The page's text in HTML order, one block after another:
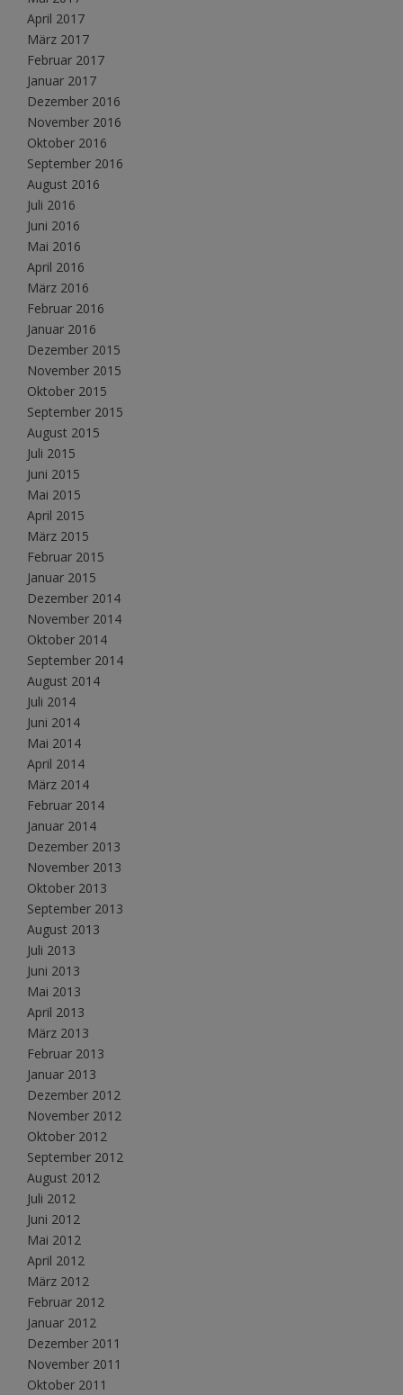
April 2017
März 2017
Februar 2017
Januar 2017
Dezember 2016
November 2016
Oktober 2016
September 2016
August 2016
Juli 2016
Juni 2016
Mai 2016
April 2016
März 2016
Februar 2016
Januar 2016
Dezember 2015
November 2015
Oktober 2015
September 2015
August 2015
Juli 2015
Juni 2015
Mai 2015
April 2015
März 2015
Februar 2015
Januar 2015
Dezember 2014
November 2014
Oktober 2014
September 2014
August 2014
Juli 2014
Juni 2014
Mai 2014
April 2014
März 2014
Februar 2014
Januar 2014
Dezember 2013
November 2013
Oktober 2013
September 2013
August 2013
Juli 2013
Juni 2013
Mai 2013
April 2013
März 2013
Februar 2013
Januar 2013
Dezember 2012
November 2012
Oktober 2012
September 2012
August 2012
Juli 2012
Juni 2012
Mai 2012
April 2012
März 2012
Februar 2012
Januar 2012
Dezember 2011
November 2011
Oktober 2011